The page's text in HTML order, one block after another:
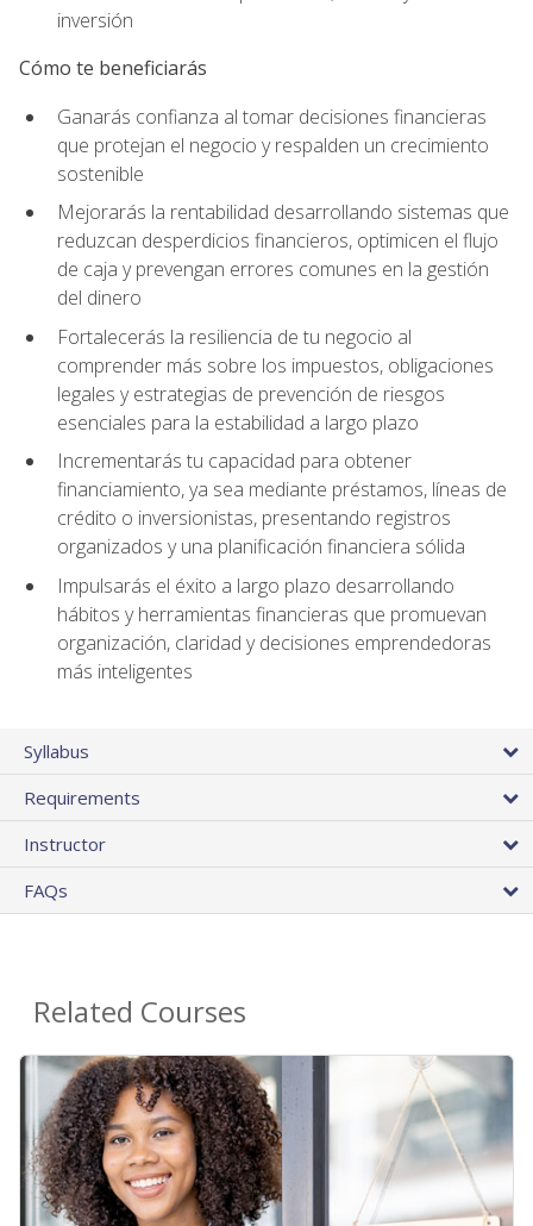
inversión
Cómo te beneficiarás
Ganarás confianza al tomar decisiones financieras
que protejan el negocio y respalden un crecimiento
sostenible
Mejorarás la rentabilidad desarrollando sistemas que
reduzcan desperdicios financieros, optimicen el flujo
de caja y prevengan errores comunes en la gestión
del dinero
Fortalecerás la resiliencia de tu negocio al
comprender más sobre los impuestos, obligaciones
legales y estrategias de prevención de riesgos
esenciales para la estabilidad a largo plazo
Incrementarás tu capacidad para obtener
financiamiento, ya sea mediante préstamos, líneas de
crédito o inversionistas, presentando registros
organizados y una planificación financiera sólida
Impulsarás el éxito a largo plazo desarrollando
hábitos y herramientas financieras que promuevan
organización, claridad y decisiones emprendedoras
más inteligentes
Syllabus
Requirements
Instructor
FAQs
Related Courses